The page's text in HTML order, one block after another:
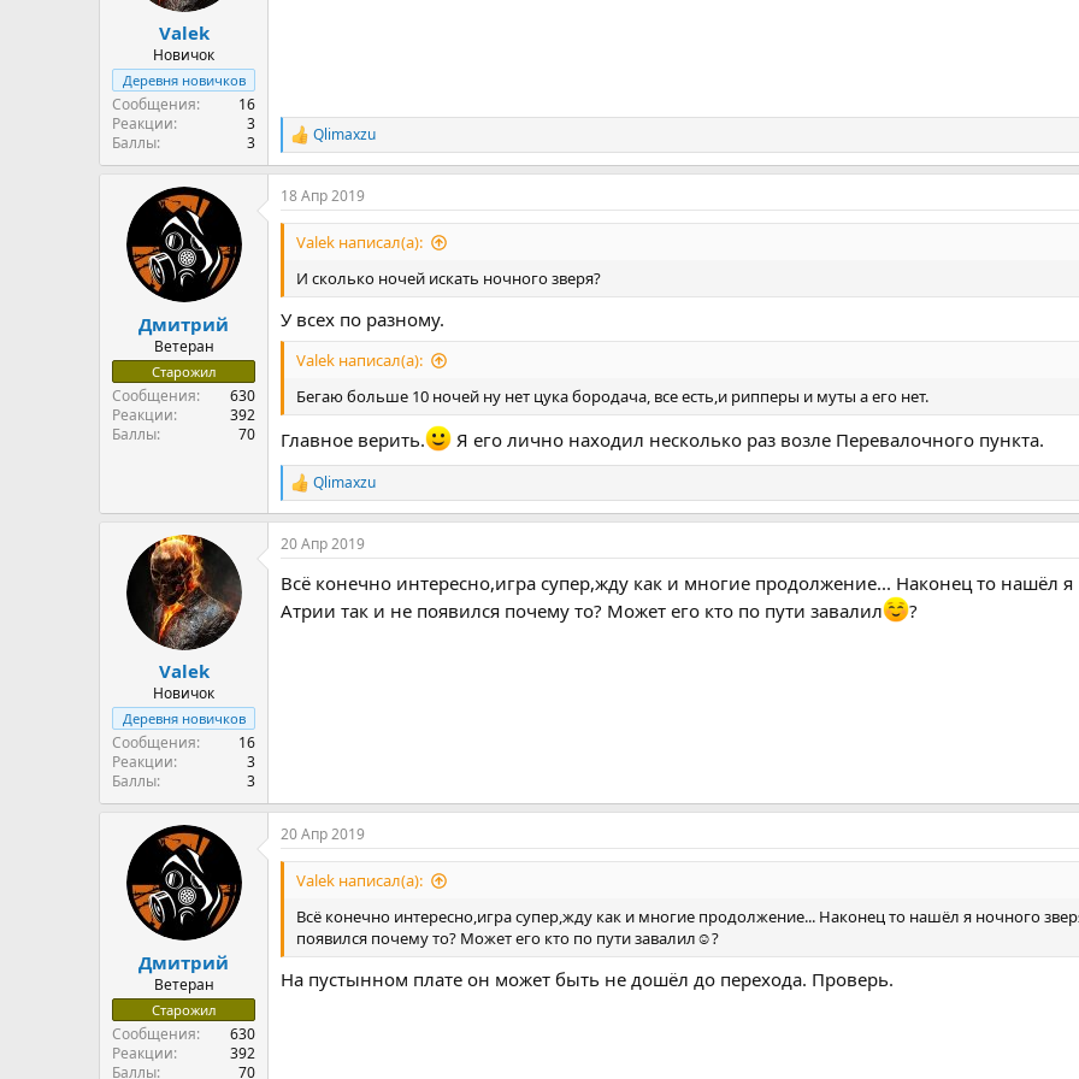
Valek
Новичок
Деревня новичков
Сообщения
16
Реакции
3
Баллы
3
Р
е
а
к
ц
и
Qlimaxzu
Дмитрий
Ветеран
Старожил
Сообщения
630
Реакции
392
Баллы
70
18 Апр 2019
Valek написал(а):
И сколько ночей искать ночного зверя?
У всех по разному.
Valek написал(а):
Бегаю больше 10 ночей ну нет цука бородача, все есть,и рипперы и муты а его нет.
Главное верить. Я его лично находил несколько раз возле Перевалочного пункта.
Р
е
а
к
и
и
:
Qlimaxzu
Valek
Новичок
Деревня новичков
Сообщения
16
Реакции
3
Баллы
3
20 Апр 2019
Всё конечно интересно,игра супер,жду как и многие продолжение... Наконец то нашёл
Атрии так и не появился почему то? Может его кто по пути завалил
?
Дмитрий
Ветеран
Старожил
Сообщения
630
Реакции
392
Баллы
70
20 Апр 2019
Valek написал(а):
Всё конечно интересно,игра супер,жду как и многие продолжение... Наконец то нашёл я ночного
появился почему то? Может его кто по пути завалил☺?
На пустынном плате он может быть не дошёл до перехода. Проверь.